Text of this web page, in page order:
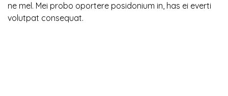
ne mel. Mei probo oportere posidonium in, has ei everti
volutpat consequat.